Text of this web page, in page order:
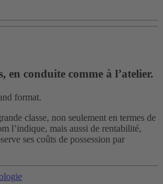
en conduite comme à l’atelier.
format.
classe, non seulement en termes de
l’indique, mais aussi de rentabilité,
ses coûts de possession par